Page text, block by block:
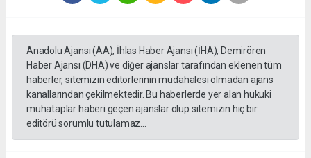
Anadolu Ajansı (AA), İhlas Haber Ajansı (İHA), Demirören
Haber Ajansı (DHA) ve diğer ajanslar tarafından eklenen tüm
haberler, sitemizin editörlerinin müdahalesi olmadan ajans
kanallarından çekilmektedir. Bu haberlerde yer alan hukuki
muhataplar haberi geçen ajanslar olup sitemizin hiç bir
editörü sorumlu tutulamaz...